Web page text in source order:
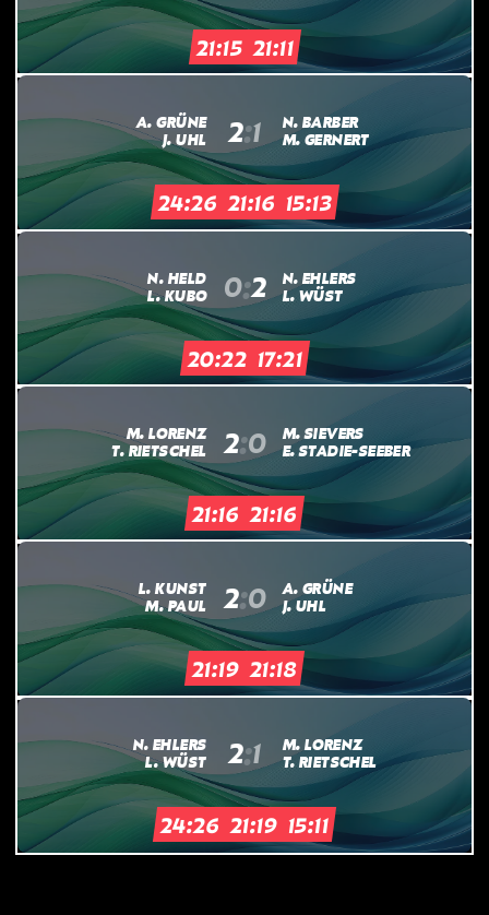
21:15 21:11
A. GRÜNE
J. UHL
2:1
N. BARBER
M. GERNERT
24:26 21:16 15:13
N. HELD
L. KUBO
0:2
N. EHLERS
L. WÜST
20:22 17:21
M. LORENZ
T. RIETSCHEL
2:0
M. SIEVERS
E. STADIE-SEEBER
21:16 21:16
L. KUNST
M. PAUL
2:0
A. GRÜNE
J. UHL
21:19 21:18
N. EHLERS
L. WÜST
2:1
M. LORENZ
T. RIETSCHEL
24:26 21:19 15:11